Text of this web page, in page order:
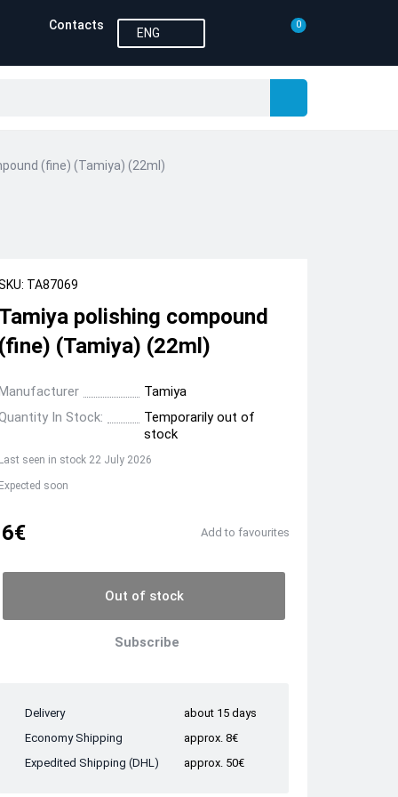
Contacts
ENG
0
(fine) (Tamiya) (22ml)
TA87069
Tamiya polishing compound
(fine) (Tamiya) (22ml)
Tamiya
In Stock:
Temporarily out of
stock
Last seen in stock 22 July 2026
Expected soon
6€ Add to favourites
Out of stock
Subscribe
Delivery
about 15 days
Economy Shipping
approx. 8€
Expedited Shipping (DHL)
approx. 50€